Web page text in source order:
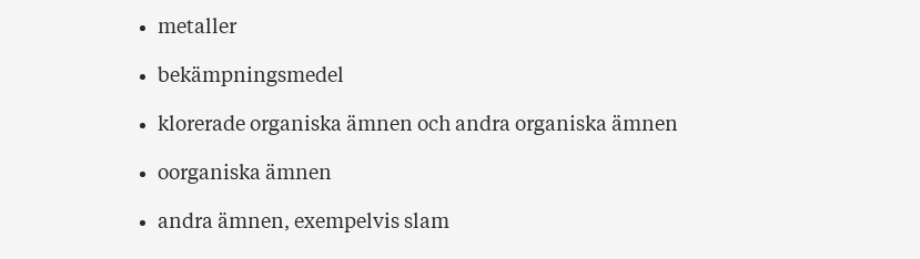
metaller
bekämpningsmedel
klorerade organiska ämnen och andra organiska ämnen
oorganiska ämnen
andra ämnen, exempelvis slam